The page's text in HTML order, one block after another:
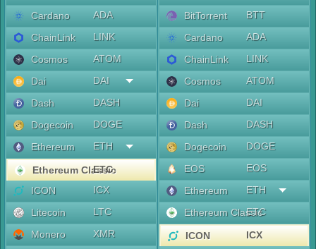
Cardano
ADA
ChainLink
LINK
Cosmos
ATOM
Dai
DAI
Dash
DASH
Dogecoin
DOGE
Ethereum
ETH
Ethereum Classic
ETC
ICON
ICX
Litecoin
LTC
Monero
XMR
BitTorrent
BTT
Cardano
ADA
ChainLink
LINK
Cosmos
ATOM
Dai
DAI
Dash
DASH
Dogecoin
DOGE
EOS
EOS
Ethereum
ETH
Ethereum Classic
ETC
ICON
ICX